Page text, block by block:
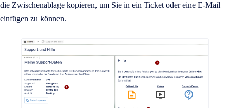
die Zwischenablage kopieren, um Sie in ein Ticket oder eine E-Mail
einfügen zu können.